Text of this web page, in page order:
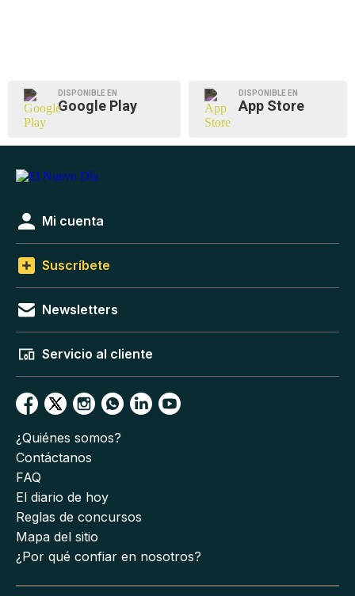
DISPONIBLE EN
Google Play
DISPONIBLE EN
App Store
Mi cuenta
Suscríbete
Newsletters
Servicio al cliente
¿Quiénes somos?
Contáctanos
FAQ
El diario de hoy
Reglas de concursos
Mapa del sitio
¿Por qué confiar en nosotros?